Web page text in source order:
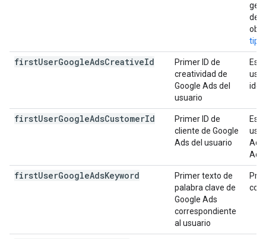
de
tipo
firstUserGoogleAdsCreativeId
Primer ID de
creatividad de
Google Ads del
usuario
Es
firstUserGoogleAdsCustomerId
Primer ID de
cliente de Google
Ads del usuario
Es
Ads
Ads.
firstUserGoogleAdsKeyword
Primer texto de
palabra clave de
Google Ads
correspondiente
al usuario